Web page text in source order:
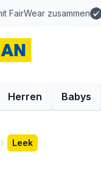
FairWear zusammen
Herren Babys
Leek